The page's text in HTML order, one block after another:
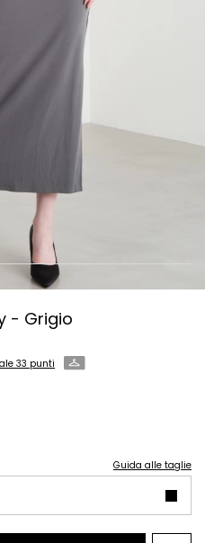
- Grigio
33 punti
Guida alle taglie